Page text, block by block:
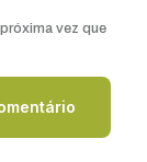
vez que